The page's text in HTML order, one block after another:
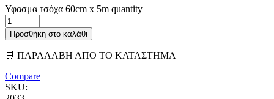
Υφασμα τσόχα 60cm x 5m quantity
Προσθήκη στο καλάθι
🛒 ΠΑΡΑΛΑΒΗ ΑΠΟ ΤΟ ΚΑΤΑΣΤΗΜΑ
Compare
SKU: